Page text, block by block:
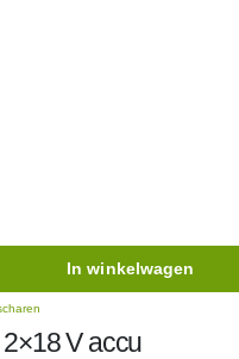
In winkelwagen
V accu